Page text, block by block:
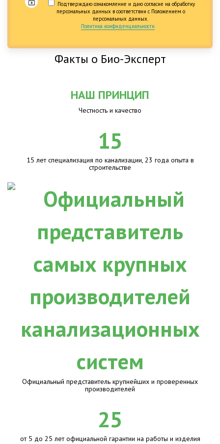
Подтверждаю ознакомление и даю согласие на обработку
персональных данных в соответствии с Положением о
персональных данных.
Политика конфиденциальности
Факты о Био-Эксперт
НАШ ПРИНЦИП
Честность и качество
15
15 лет специализация по канализации, 23 года опыта в
строительстве
Официальный представитель крупнейших и проверенных
производителей
25
от 5 до 25 лет официальной гарантии на работы и изделия